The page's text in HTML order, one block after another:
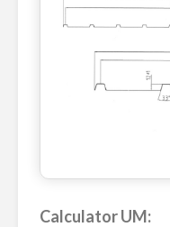
Calculator UM: